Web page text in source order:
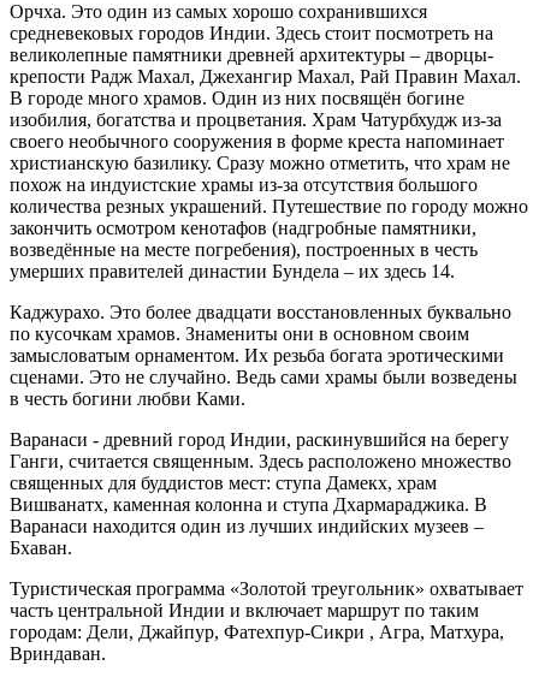
Орчха. Это один из самых хорошо сохранившихся
средневековых городов Индии. Здесь стоит посмотреть на
великолепные памятники древней архитектуры – дворцы-
крепости Радж Махал, Джехангир Махал, Рай Правин Махал.
В городе много храмов. Один из них посвящён богине
изобилия, богатства и процветания. Храм Чатурбхудж из-за
своего необычного сооружения в форме креста напоминает
христианскую базилику. Сразу можно отметить, что храм не
похож на индуистские храмы из-за отсутствия большого
количества резных украшений. Путешествие по городу можно
закончить осмотром кенотафов (надгробные памятники,
возведённые на месте погребения), построенных в честь
умерших правителей династии Бундела – их здесь 14.
Каджурахо. Это более двадцати восстановленных буквально
по кусочкам храмов. Знамениты они в основном своим
замысловатым орнаментом. Их резьба богата эротическими
сценами. Это не случайно. Ведь сами храмы были возведены
в честь богини любви Ками.
Варанаси - древний город Индии, раскинувшийся на берегу
Ганги, считается священным. Здесь расположено множество
священных для буддистов мест: ступа Дамeкx, храм
Вишванатх, каменная колонна и ступа Дхармараджика. В
Варанаси находится один из лучших индийских музеев –
Бхаван.
Туристическая программа «Золотой треугольник» охватывает
часть центральной Индии и включает маршрут по таким
городам: Дели, Джайпур, Фатехпур-Сикри , Агра, Матхура,
Вриндаван.